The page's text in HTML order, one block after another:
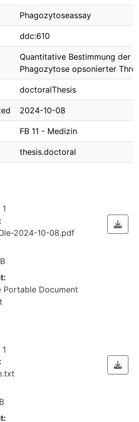
Phagozytoseassay
ddc:610
Quantitative Bestimmung der
Phagozytose opsonierter
doctoralThesis
2024-10-08
FB 11 - Medizin
thesis.doctoral
2024-10-08.pdf
Portable Document